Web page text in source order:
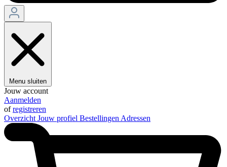
Menu sluiten
Jouw account
Aanmelden
ofregistreren
Overzicht Jouw profiel Bestellingen Adressen